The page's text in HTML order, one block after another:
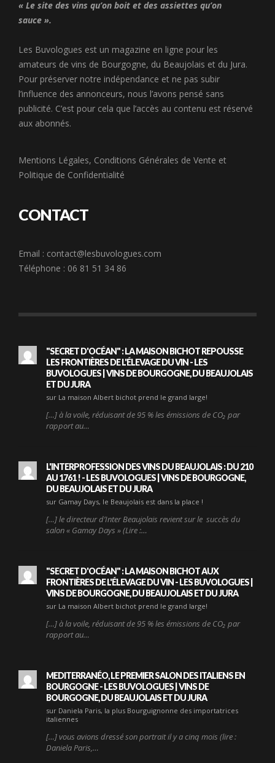
« Le site des vins qu’on boit et des assiettes qu’on
sauce ».
Les Buvologues est un magazine en ligne pour les
amateurs de vins de Bourgogne, du Beaujolais et du Jura.
Pour préserver notre indépendance et ne pas subir
l’influence des annonceurs, nous l’avons pensé sans
publicité. C’est pour cela que l’accès au contenu est réservé
aux abonnés.
Mentions Légales, Conditions Générales de Vente et
Politique de Confidentialité
CONTACT
Email : contact@lesbuvologues.com
Téléphone : 06 81 51 34 86
"SECRET D'OCÉAN" : LA MAISON BICHOT REPOUSSE
LES FRONTIÈRES DE L'ÉLEVAGE DU VIN - LES
BUVOLOGUES | VINS DE BOURGOGNE, DU BEAUJOLAIS
ET DU JURA
sur La maison Albert bichot prend le grand large!
[…] à la voile, réduisant de 95 % les émissions de CO₂ par
rapport au…
L'INTERPROFESSION DES VINS DU BEAUJOLAIS : DU 210
AU 1761 ! - LES BUVOLOGUES | VINS DE BOURGOGNE,
DU BEAUJOLAIS ET DU JURA
sur Gamay Days, le Beaujolais est dans la place !
[…] le directeur d’Inter Beaujolais revient sur le succès du
salon « Gamay Days » (Lire :…
"SECRET D'OCÉAN" : LA MAISON BICHOT AUX
FRONTIÈRES DE L'ÉLEVAGE DU VIN - LES BUVOLOGUES |
VINS DE BOURGOGNE, DU BEAUJOLAIS ET DU JURA
sur La maison Albert bichot prend le grand large!
[…] à la voile, réduisant de 95 % les émissions de CO₂ par
rapport au…
MEDITERRANÉO, LE PREMIER SALON DES ITALIENS EN
BOURGOGNE - LES BUVOLOGUES | VINS DE
BOURGOGNE, DU BEAUJOLAIS ET DU JURA
sur Daniela Paris, la plus Bourguignonne des importatrices
italiennes
[…] vous avions dressé son portrait il y a cinq mois (lire :
Daniela Paris,…